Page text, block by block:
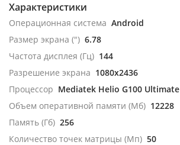
Характеристики
Операционная система Android
Размер экрана (") 6.78
Частота дисплея (Гц) 144
Разрешение экрана 1080x2436
Процессор Mediatek Helio G100 Ultimate
Объем оперативной памяти (Мб) 12228
Память (Гб) 256
Количество точек матрицы (Мп) 50